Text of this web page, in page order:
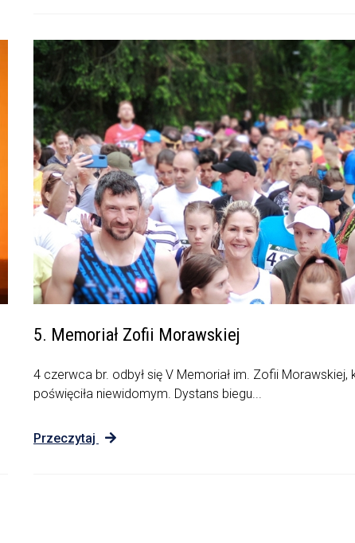
5. Memoriał Zofii Morawskiej
4 czerwca br. odbył się V Memoriał im. Zofii Morawskiej,
poświęciła niewidomym. Dystans biegu...
Przeczytaj